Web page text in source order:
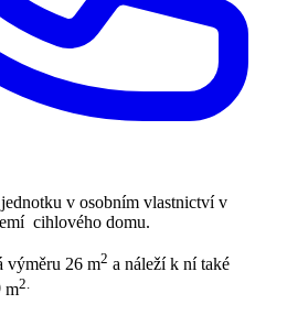
v osobním vlastnictví v
cihlového domu.
výměru 26 m2 a náleží k ní také
m2.